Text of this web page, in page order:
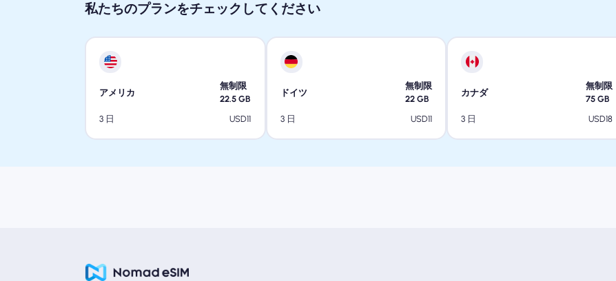
私たちのプランをチェックしてください
アメリカ
無制限
22.5 GB
3 日
USD11
ドイツ
無制限
22 GB
3 日
USD11
カナダ
無制限
75 GB
3 日
USD18